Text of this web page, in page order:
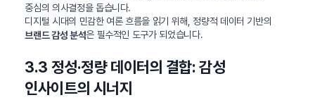
중심의 의사결정을 돕습니다.
디지털 시대의 민감한 여론 흐름을 읽기 위해, 정량적 데이터 기반의
브랜드 감성 분석은 필수적인 도구가 되었습니다.
3.3 정성·정량 데이터의 결합: 감성
인사이트의 시너지